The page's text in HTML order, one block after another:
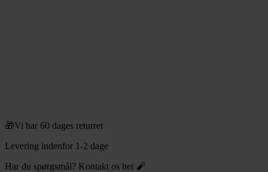
🎁Vi har 60 dages returret
Levering indenfor 1-2 dage
Har du spørgsmål? Kontakt os her 🧨